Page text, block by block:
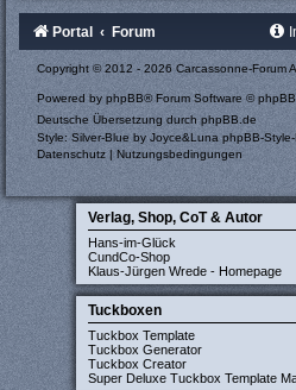
Portal Forum
Copyright © 2012 - 2026 Carcassonne-Forum
Powered by phpBB® Forum Software ©
Deutsche Übersetzung durch phpBB.de
Style: Silver-Blue by Joyce&LunaphpBB-
Datenschutz |Nutzungsbedingungen
Verlag, Shop, CoT & Autor
Hans-im-Glück
CundCo-Shop
Klaus-Jürgen Wrede - Homepage
Tuckboxen
Tuckbox Template
Tuckbox Generator
Tuckbox Creator
Super Deluxe Tuckbox Template